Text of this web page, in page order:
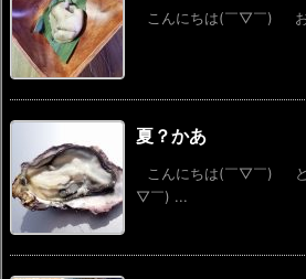
こんにちは(￣▽￣)
夏？かあ
こんにちは(￣▽￣)
▽￣) ...